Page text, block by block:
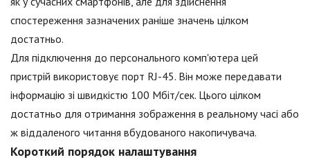
спостереження зазначених раніше значень цілком
достатньо.
Для підключення до персонального комп'ютера цей
пристрій використовує порт RJ-45. Він може передавати
інформацію зі швидкістю 100 Мбіт/сек. Цього цілком
достатньо для отримання зображення в реальному часі або
ж віддаленого читання вбудованого накопичувача.
Короткий порядок налаштування